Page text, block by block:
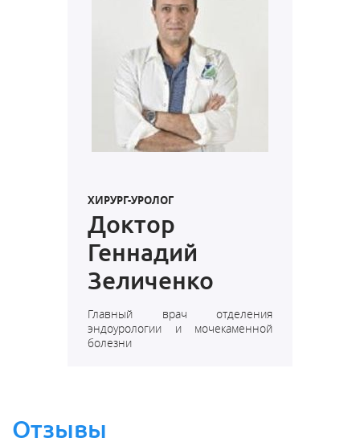
ХИРУРГ-УРОЛОГ
Доктор
Геннадий
Зеличенко
Главный врач отделения
эндоурологии и мочекаменной
болезни
Отзывы